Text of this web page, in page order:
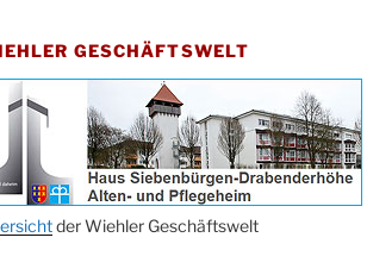
10-12 Uhr
Afterwork-Andacht um 18:00 Uhr in der
Kirche
Sandmännchen-Gottesdienst in der
Kirche oder im Ev. Gemeindehaus um
18:00 Uhr
Oktoberfest MGV im Stadtteilhaus um
GESCHÄFTSWELT
der Wiehler Geschäftswelt